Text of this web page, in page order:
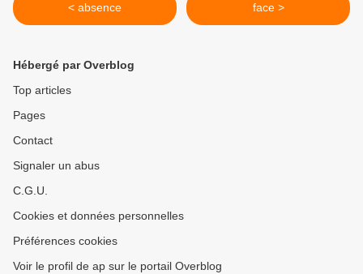
< absence face >
Hébergé par Overblog
Top articles
Pages
Contact
Signaler un abus
C.G.U.
Cookies et données personnelles
Préférences cookies
Voir le profil de ap sur le portail Overblog